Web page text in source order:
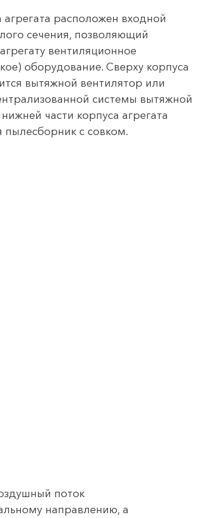
агрегата расположен входной
сечения, позволяющий
вентиляционное
оборудование. Сверху корпуса
вытяжной вентилятор или
системы вытяжной
части корпуса агрегата
пылесборник с совком.
поток
направлению, а